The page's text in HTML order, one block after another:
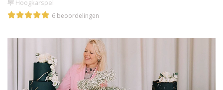
Hoogkarspel
6 beoordelingen